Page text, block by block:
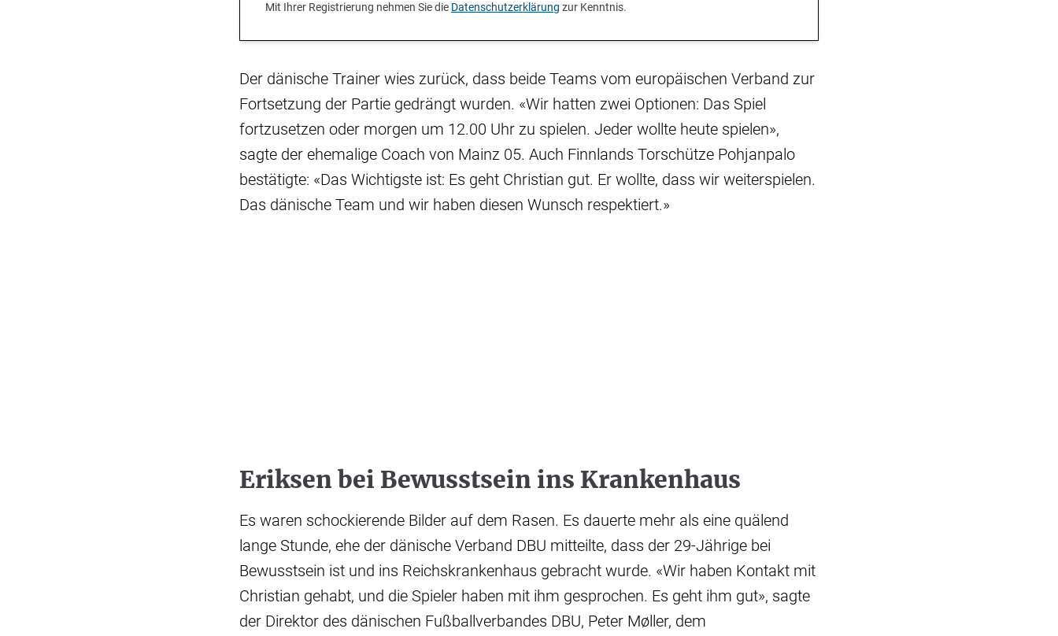
Mit Ihrer Registrierung nehmen Sie die Datenschutzerklärung zur Kenntnis.
Der dänische Trainer wies zurück, dass beide Teams vom europäischen Verband zur
Fortsetzung der Partie gedrängt wurden. «Wir hatten zwei Optionen: Das Spiel
fortzusetzen oder morgen um 12.00 Uhr zu spielen. Jeder wollte heute spielen»,
sagte der ehemalige Coach von Mainz 05. Auch Finnlands Torschütze Pohjanpalo
bestätigte: «Das Wichtigste ist: Es geht Christian gut. Er wollte, dass wir weiterspielen.
Das dänische Team und wir haben diesen Wunsch respektiert.»
Eriksen bei Bewusstsein ins Krankenhaus
Es waren schockierende Bilder auf dem Rasen. Es dauerte mehr als eine quälend
lange Stunde, ehe der dänische Verband DBU mitteilte, dass der 29-Jährige bei
Bewusstsein ist und ins Reichskrankenhaus gebracht wurde. «Wir haben Kontakt mit
Christian gehabt, und die Spieler haben mit ihm gesprochen. Es geht ihm gut», sagte
der Direktor des dänischen Fußballverbandes DBU, Peter Møller, dem